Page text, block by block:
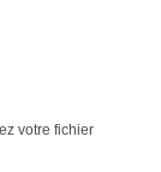
votre fichier